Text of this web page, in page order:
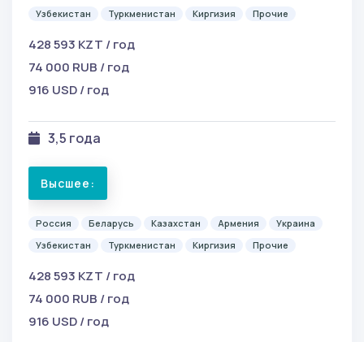
Узбекистан
Туркменистан Киргизия Прочие
428 593 KZT / год
74 000 RUB / год
916 USD / год
3,5 года
Высшее:
Россия Беларусь Казахстан Армения
Украина
Узбекистан
Туркменистан Киргизия Прочие
428 593 KZT / год
74 000 RUB / год
916 USD / год